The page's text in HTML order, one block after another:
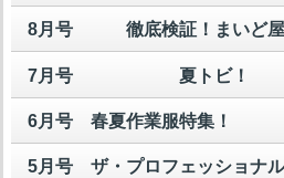
7月号 夏トビ！
6月号 春夏作業服特集！
5月号 ザ・プロフェッショナ